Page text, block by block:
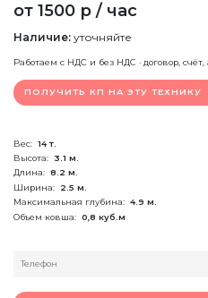
от 1500 р / час
Наличие: уточняйте
Работаем с НДС и без НДС · договор,
ПОЛУЧИТЬ КП НА ЭТУ ТЕХНИКУ
Вес: 14 т.
Высота:
3.1 м.
Длина: 8.2 м.
Ширина:
2.5 м.
Максимальная глубина: 4.9 м.
Объем ковша: 0,8 куб.м